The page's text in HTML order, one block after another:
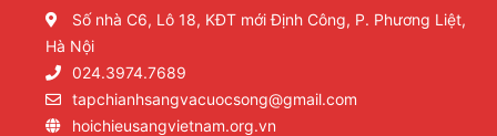
Số nhà C6, Lô 18, KĐT mới Định Công, P. Phương Liệt,
Hà Nội
024.3974.7689
tapchianhsangvacuocsong@gmail.com
hoichieusangvietnam.org.vn